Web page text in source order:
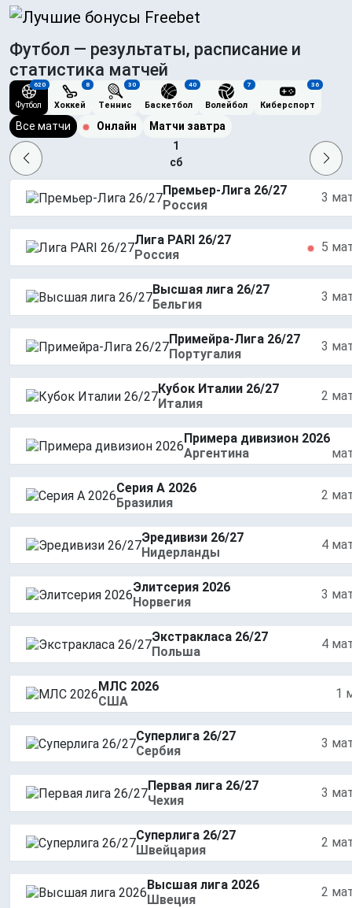
Футбол — результаты, расписание и
статистика матчей
620
Футбол
8
Хоккей
30
Теннис
40
Баскетбол
7
Волейбол
36
Киберспорт
Все матчи Онлайн
Матчи завтра
1
сб
Премьер-Лига 26/27
Россия
3
Лига PARI 26/27
Россия
5
Высшая лига 26/27
Бельгия
3
Примейра-Лига 26/27
Португалия
3
Кубок Италии 26/27
Италия
2
Примера дивизион 2026
Аргентина
Серия А 2026
Бразилия
2
Эредивизи 26/27
Нидерланды
4
Элитсерия 2026
Норвегия
3
Экстракласа 26/27
Польша
4
МЛС 2026
США
1
Суперлига 26/27
Сербия
3
Первая лига 26/27
Чехия
3
Суперлига 26/27
Швейцария
2
Высшая лига 2026
Швеция
2